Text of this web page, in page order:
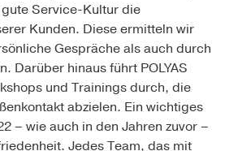
Service-Kultur die
Kunden. Diese ermitteln wir
Gespräche als auch durch
Darüber hinaus führt POLYAS
und Trainings durch, die
abzielen. Ein wichtiges
– wie auch in den Jahren zuvor –
Jedes Team, das mit